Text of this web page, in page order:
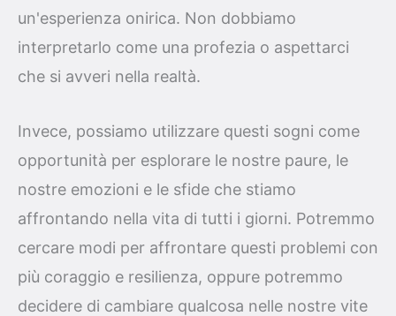
un'esperienza onirica. Non dobbiamo
interpretarlo come una profezia o aspettarci
che si avveri nella realtà.
Invece, possiamo utilizzare questi sogni come
opportunità per esplorare le nostre paure, le
nostre emozioni e le sfide che stiamo
affrontando nella vita di tutti i giorni. Potremmo
cercare modi per affrontare questi problemi con
più coraggio e resilienza, oppure potremmo
decidere di cambiare qualcosa nelle nostre vite